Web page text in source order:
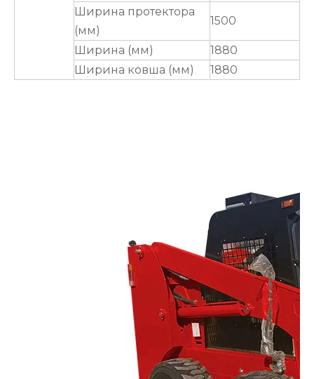
Ширина протектора
(мм)
1500
Ширина (мм)
1880
Ширина ковша (мм)
1880